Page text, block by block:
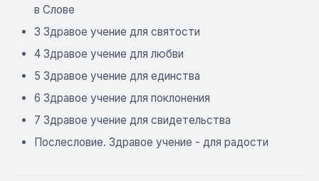
в Слове
3 Здравое учение для святости
4 Здравое учение для любви
5 Здравое учение для единства
6 Здравое учение для поклонения
7 Здравое учение для свидетельства
Послесловие. Здравое учение - для радости